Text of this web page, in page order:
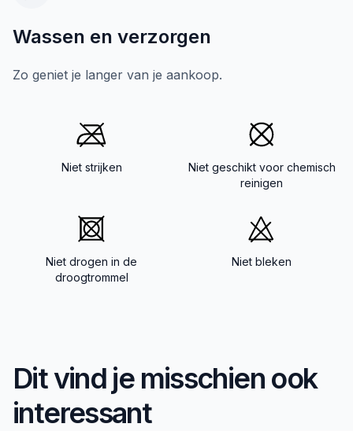
Wassen en verzorgen
Zo geniet je langer van je aankoop.
Niet strijken
Niet geschikt voor chemisch
reinigen
Niet drogen in de
droogtrommel
Niet bleken
Dit vind je misschien ook
interessant